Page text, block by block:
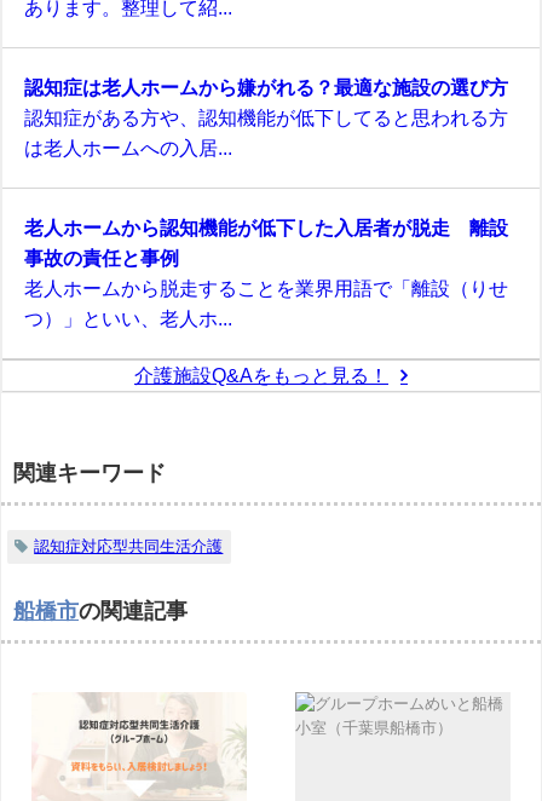
あります。整理して紹...
認知症は老人ホームから嫌がれる？最適な施設の選び方
認知症がある方や、認知機能が低下してると思われる方
は老人ホームへの入居...
老人ホームから認知機能が低下した入居者が脱走 離設
事故の責任と事例
老人ホームから脱走することを業界用語で「離設（りせ
つ）」といい、老人ホ...
介護施設Q&Aをもっと見る！
関連キーワード
認知症対応型共同生活介護
船橋市の関連記事